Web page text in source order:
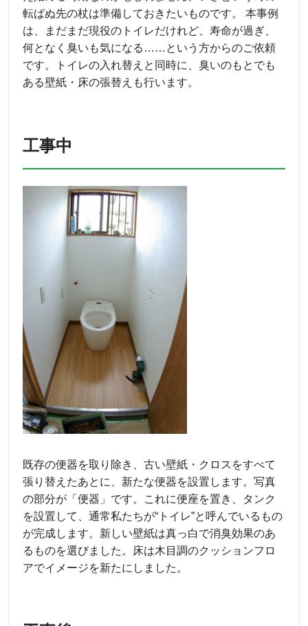
転ばぬ先の杖は準備しておきたいものです。 本事例
は、まだまだ現役のトイレだけれど、寿命が過ぎ、
何となく臭いも気になる……という方からのご依頼
です。トイレの入れ替えと同時に、臭いのもとでも
ある壁紙・床の張替えも行います。
工事中
既存の便器を取り除き、古い壁紙・クロスをすべて
張り替えたあとに、新たな便器を設置します。写真
の部分が「便器」です。これに便座を置き、タンク
を設置して、通常私たちが“トイレ”と呼んでいるもの
が完成します。新しい壁紙は真っ白で消臭効果のあ
るものを選びました。床は木目調のクッションフロ
アでイメージを新たにしました。